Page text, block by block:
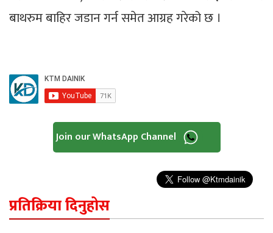
बाथरुम बाहिर जडान गर्न समेत आग्रह गरेको छ ।
Join our WhatsApp Channel
प्रतिक्रिया दिनुहोस